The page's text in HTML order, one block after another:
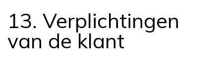
13. Verplichtingen
van de klant